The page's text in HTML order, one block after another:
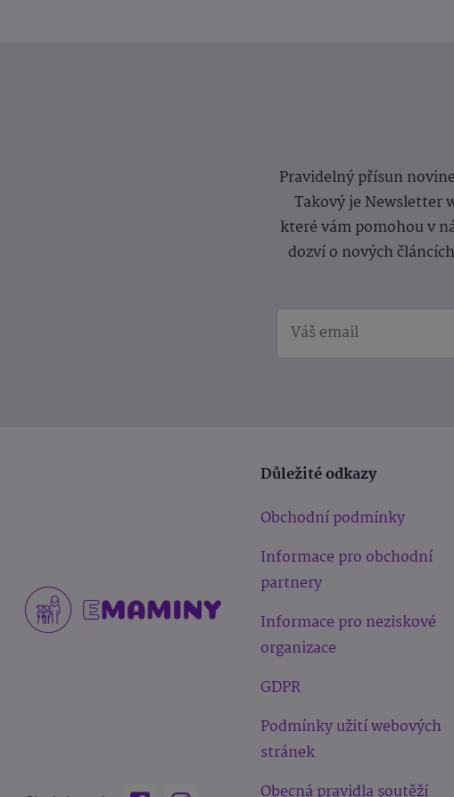
Pravidelný přísun
Takový je Newsletter
které vám pomohou v
dozví o nových
Důležité odkazy
Obchodní podmínky
Informace pro obchodní
partnery
Informace pro neziskové
organizace
GDPR
Podmínky užití webových
stránek
Obecná pravidla soutěží